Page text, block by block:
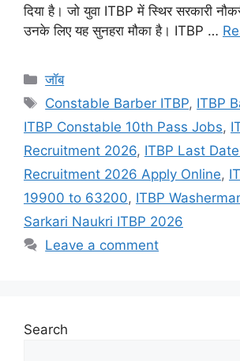
दिया है। जो युवा ITBP में स्थिर सरकारी
उनके लिए यह सुनहरा मौका है। ITBP …
Categories
जॉब
Tags
Constable Barber ITBP, ITBP
ITBP Constable 10th Pass Jobs,
Recruitment 2026, ITBP Last
Recruitment 2026 Apply Online,
19900 to 63200, ITBP
Sarkari Naukri ITBP 2026
Leave a comment
Search